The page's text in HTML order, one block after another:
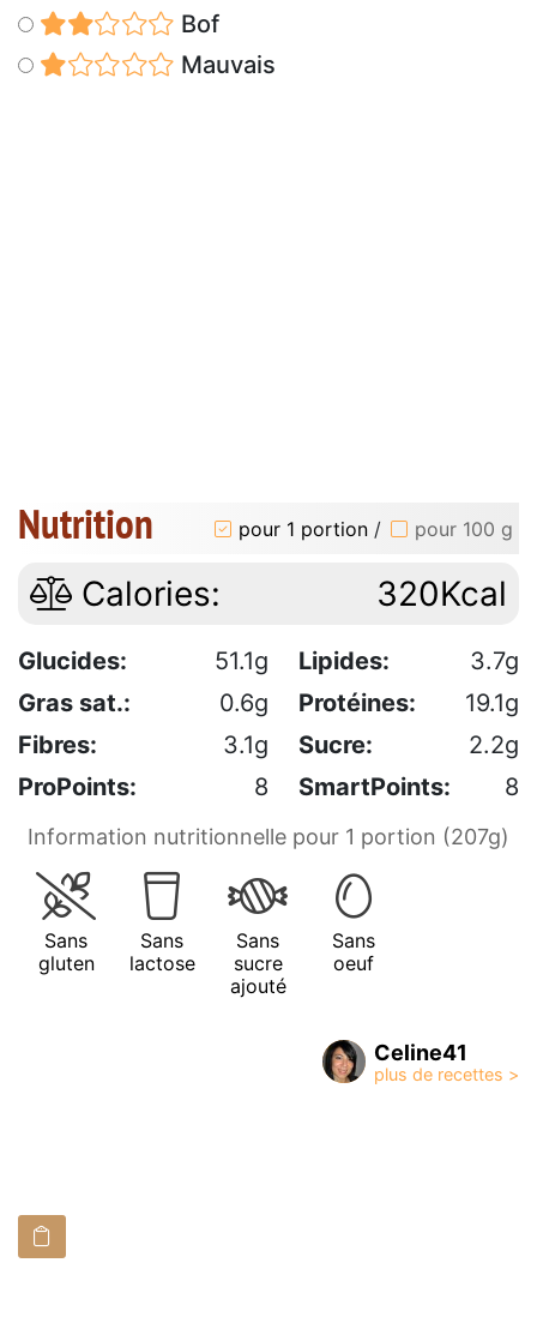
Bof
Mauvais
Nutrition pour 1 portion / pour 100 g
Calories: 320Kcal
Glucides: 51.1g Lipides:
3.7g
Gras sat.:
0.6g Protéines:
19.1g
Fibres:
3.1g Sucre:
2.2g
ProPoints:
8 SmartPoints: 8
Information nutritionnelle pour 1 portion (207g)
Sans
gluten
Sans
lactose
Sans
sucre
ajouté
Sans
oeuf
Celine41